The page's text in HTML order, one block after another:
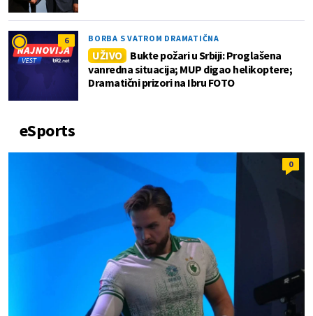
6 BORBA S VATROM DRAMATIČNA
UŽIVO
Bukte požari u Srbiji: Proglašena
vanredna situacija; MUP digao helikoptere;
Dramatični prizori na Ibru FOTO
eSports
0